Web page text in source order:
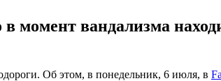
момент вандализма
Об этом, в понедельник, 6 июля, в